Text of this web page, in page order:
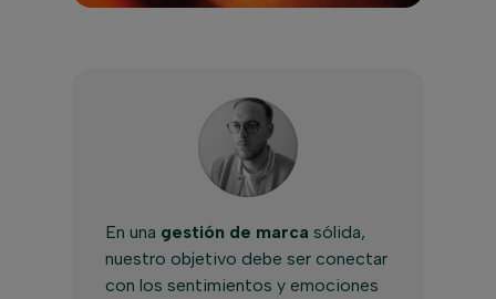
En una gestión de marca sólida,
nuestro objetivo debe ser conectar
con los sentimientos y emociones